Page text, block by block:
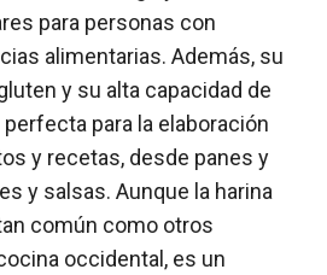
para personas con
alimentarias. Además, su
y su alta capacidad de
para la elaboración
y recetas, desde panes y
y salsas. Aunque la harina
común como otros
occidental, es un